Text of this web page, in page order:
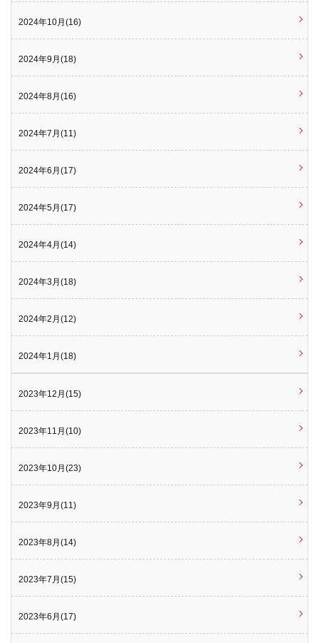
2024年10月(16)
2024年9月(18)
2024年8月(16)
2024年7月(11)
2024年6月(17)
2024年5月(17)
2024年4月(14)
2024年3月(18)
2024年2月(12)
2024年1月(18)
2023年12月(15)
2023年11月(10)
2023年10月(23)
2023年9月(11)
2023年8月(14)
2023年7月(15)
2023年6月(17)